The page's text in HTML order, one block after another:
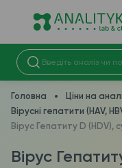
Головна
Ціни на
Вірусні гепатити (HAV,
Вірус Гепатиту D (HDV),
Вірус